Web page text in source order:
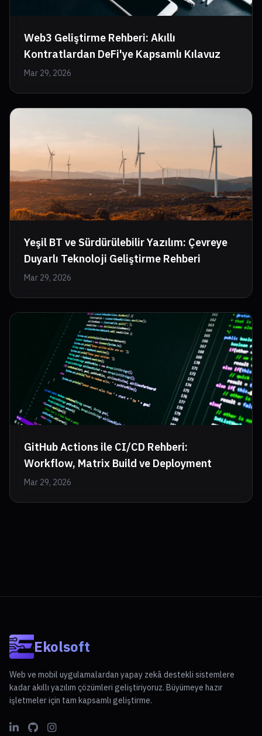
Web3 Geliştirme Rehberi: Akıllı
Kontratlardan DeFi'ye Kapsamlı Kılavuz
Mar 29, 2026
Yeşil BT ve Sürdürülebilir Yazılım: Çevreye
Duyarlı Teknoloji Geliştirme Rehberi
Mar 29, 2026
GitHub Actions ile CI/CD Rehberi:
Workflow, Matrix Build ve Deployment
Mar 29, 2026
Ekolsoft
Web ve mobil uygulamalardan yapay zekâ destekli sistemlere
kadar akıllı yazılım çözümleri geliştiriyoruz. Büyümeye hazır
işletmeler için tam kapsamlı geliştirme.